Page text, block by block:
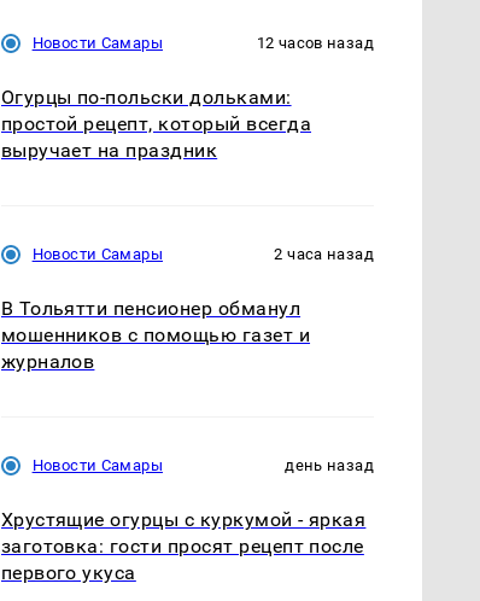
Новости Самары 12 часов назад
Огурцы по‑польски дольками:
простой рецепт, который всегда
выручает на праздник
Новости Самары 2 часа назад
В Тольятти пенсионер обманул
мошенников с помощью газет и
журналов
Новости Самары день назад
Хрустящие огурцы с куркумой - яркая
заготовка: гости просят рецепт после
первого укуса